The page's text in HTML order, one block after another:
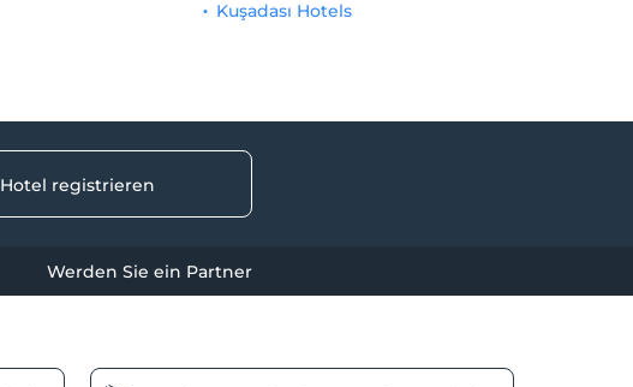
Kuşadası Hotels
Hotel registrieren
Werden Sie ein Partner